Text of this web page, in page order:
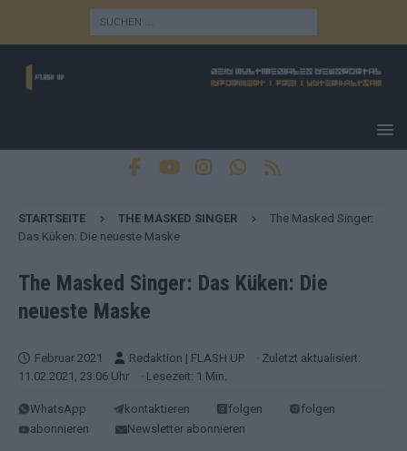
STARTSEITE THE MASKED SINGER
The Masked Singer:
Das Küken: Die neueste Maske
The Masked Singer: Das Küken: Die
neueste Maske
Februar 2021 Redaktion | FLASH UP
· Zuletzt aktualisiert:
11.02.2021, 23:06 Uhr
· Lesezeit: 1 Min.
WhatsApp kontaktieren folgen
folgen
abonnieren
Newsletter abonnieren